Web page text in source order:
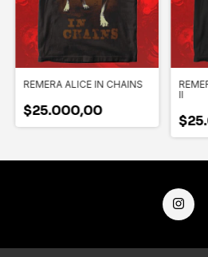
REMERA ALICE IN CHAINS
$25.000,00
II